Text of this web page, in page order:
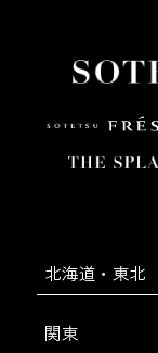
北海道・東北
関東